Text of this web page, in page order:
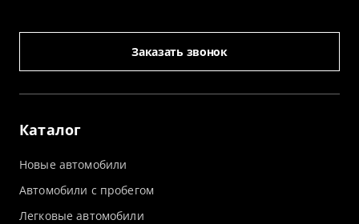
Каталог
Новые автомобили
Автомобили с пробегом
Легковые автомобили
Заказать звонок